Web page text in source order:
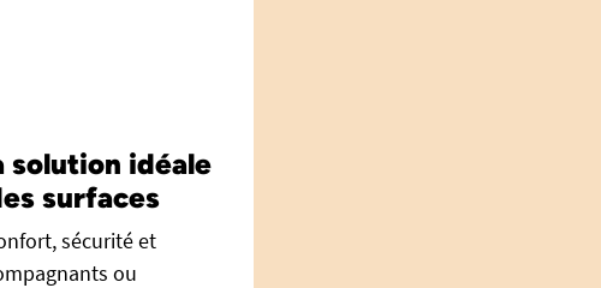
solution idéale
surfaces
sécurité et
ou